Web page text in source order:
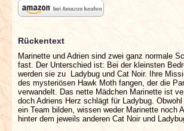
Rückentext
Marinette und Adrien sind zwei ganz normale
fast. Der Unterschied ist: Bei der kleinsten
werden sie zu Ladybug und Cat Noir. Ihre
des mysteriösen Hawk Moth fangen, der die
verwandelt. Das nette Mädchen Marinette ist
doch Adriens Herz schlägt für Ladybug.
ein Team bilden, wissen weder Marinette noch
hinter dem jeweils anderen Cat Noir und